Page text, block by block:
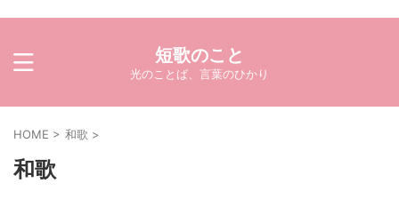
短歌のこと
光のことば、言葉のひかり
HOME > 和歌 >
和歌